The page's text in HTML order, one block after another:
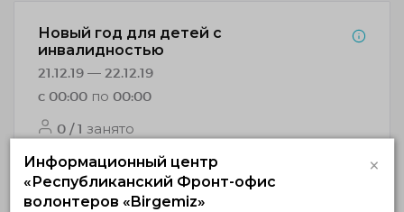
Новый год для детей с
инвалидностью
21.12.19 — 22.12.19
c 00:00 по 00:00
0 / 1 занято
НАБОР ОКОНЧЕН
Подробнее
Информационный центр
«Республиканский Фронт-офис
волонтеров «Birgemiz»
×